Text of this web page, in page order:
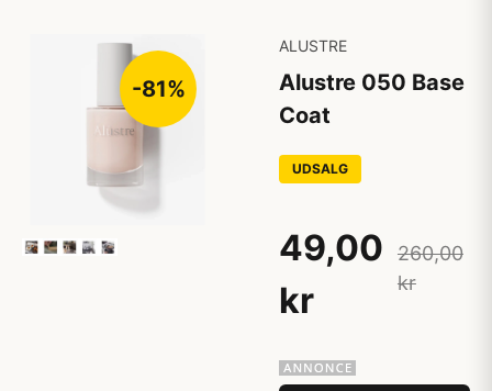
-81%
ALUSTRE
Alustre 050 Base
Coat
UDSALG
49,00
kr
260,00
kr